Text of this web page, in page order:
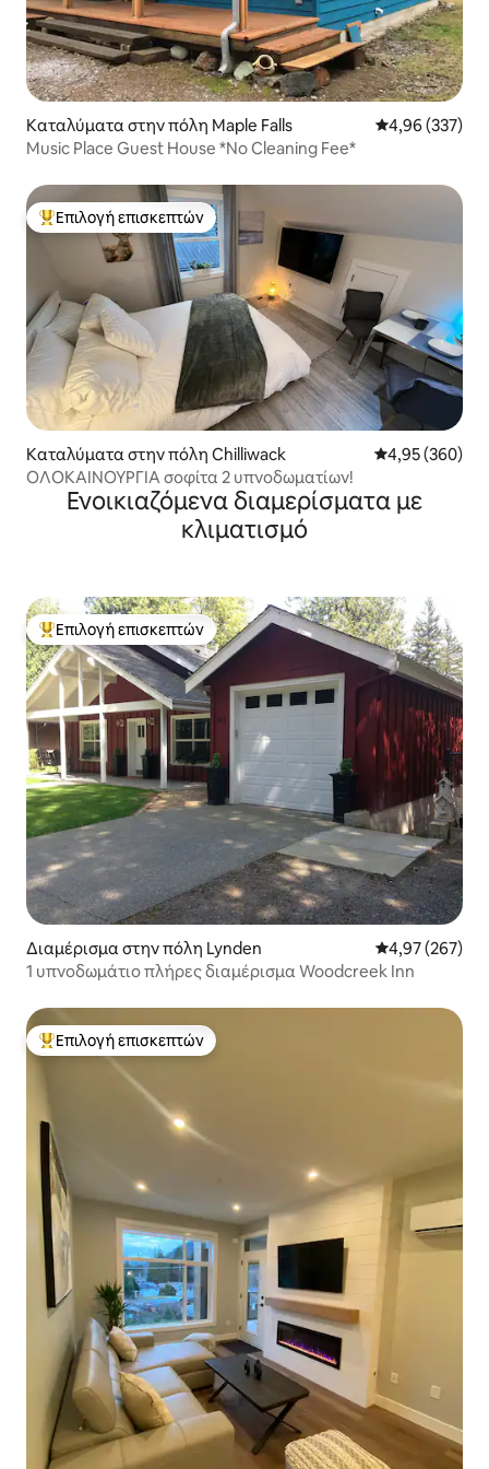
Καταλύματα στην πόλη Maple Falls Μέση
4,96 (337)
Music Place Guest House *No Cleaning Fee*
Κορυφαία επιλογή επισκεπτών
Επιλογή επισκεπτών
Καταλύματα στην πόλη Chilliwack Μέση
4,95 (360)
ΟΛΟΚΑΊΝΟΥΡΓΙΑ σοφίτα 2 υπνοδωματίων!
Ενοικιαζόμενα διαμερίσματα με
κλιματισμό
Κορυφαία επιλογή επισκεπτών
Επιλογή επισκεπτών
Διαμέρισμα στην πόλη Lynden Μέση
4,97 (267)
1 υπνοδωμάτιο πλήρες διαμέρισμα Woodcreek Inn
Κορυφαία επιλογή επισκεπτών
Επιλογή επισκεπτών